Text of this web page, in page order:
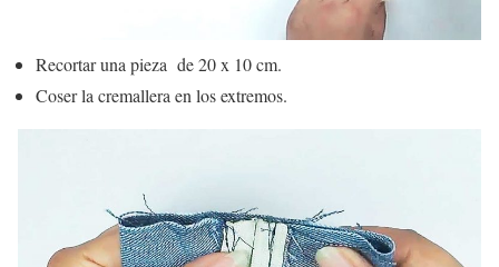
Recortar una pieza de 20 x 10 cm.
Coser la cremallera en los extremos.